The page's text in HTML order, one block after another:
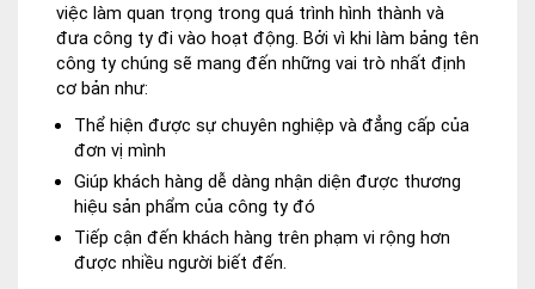
việc làm quan trọng trong quá trình hình thành và
đưa công ty đi vào hoạt động. Bởi vì khi làm bảng tên
công ty chúng sẽ mang đến những vai trò nhất định
cơ bản như:
Thể hiện được sự chuyên nghiệp và đẳng cấp của
đơn vị mình
Giúp khách hàng dễ dàng nhận diện được thương
hiệu sản phẩm của công ty đó
Tiếp cận đến khách hàng trên phạm vi rộng hơn
được nhiều người biết đến.